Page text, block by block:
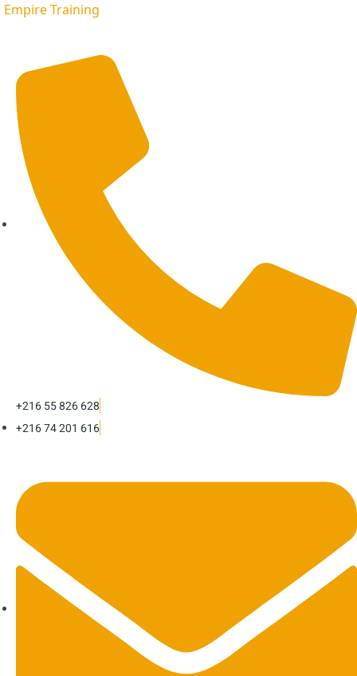
Empire Training
+216 55 826 628
+216 74 201 616